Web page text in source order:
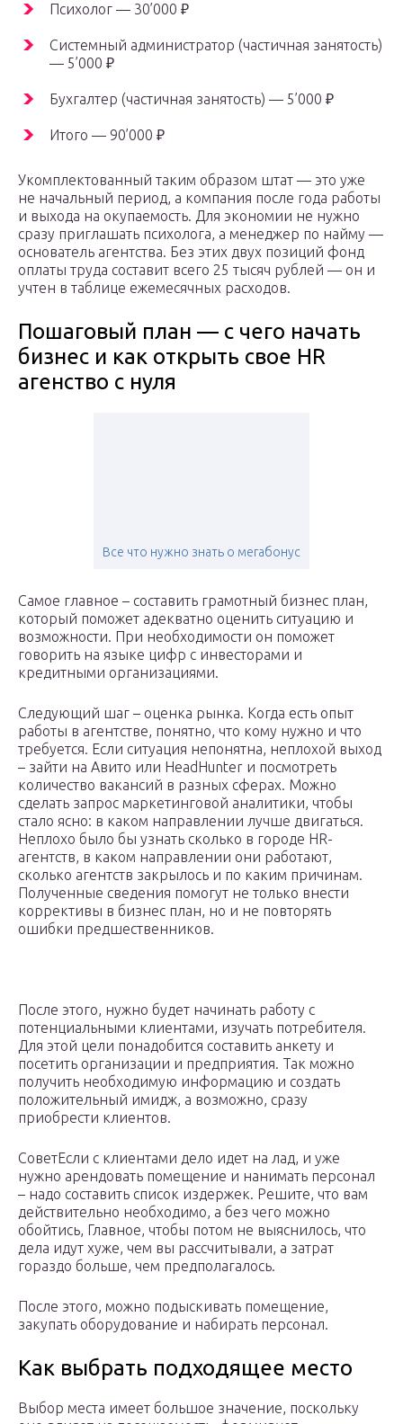
Психолог — 30’000 ₽
Системный администратор (частичная занятость)
— 5’000 ₽
Бухгалтер (частичная занятость) — 5’000 ₽
Итого — 90’000 ₽
Укомплектованный таким образом штат — это уже
не начальный период, а компания после года работы
и выхода на окупаемость. Для экономии не нужно
сразу приглашать психолога, а менеджер по найму —
основатель агентства. Без этих двух позиций фонд
оплаты труда составит всего 25 тысяч рублей — он и
учтен в таблице ежемесячных расходов.
Пошаговый план — с чего начать
бизнес и как открыть свое HR
агенство с нуля
Все что нужно знать о мегабонус
Самое главное – составить грамотный бизнес план,
который поможет адекватно оценить ситуацию и
возможности. При необходимости он поможет
говорить на языке цифр с инвесторами и
кредитными организациями.
Следующий шаг – оценка рынка. Когда есть опыт
работы в агентстве, понятно, что кому нужно и что
требуется. Если ситуация непонятна, неплохой выход
– зайти на Авито или HeadHunter и посмотреть
количество вакансий в разных сферах. Можно
сделать запрос маркетинговой аналитики, чтобы
стало ясно: в каком направлении лучше двигаться.
Неплохо было бы узнать сколько в городе HR-
агентств, в каком направлении они работают,
сколько агентств закрылось и по каким причинам.
Полученные сведения помогут не только внести
коррективы в бизнес план, но и не повторять
ошибки предшественников.
После этого, нужно будет начинать работу с
потенциальными клиентами, изучать потребителя.
Для этой цели понадобится составить анкету и
посетить организации и предприятия. Так можно
получить необходимую информацию и создать
положительный имидж, а возможно, сразу
приобрести клиентов.
СоветЕсли с клиентами дело идет на лад, и уже
нужно арендовать помещение и нанимать персонал
– надо составить список издержек. Решите, что вам
действительно необходимо, а без чего можно
обойтись, Главное, чтобы потом не выяснилось, что
дела идут хуже, чем вы рассчитывали, а затрат
гораздо больше, чем предполагалось.
После этого, можно подыскивать помещение,
закупать оборудование и набирать персонал.
Как выбрать подходящее место
Выбор места имеет большое значение, поскольку